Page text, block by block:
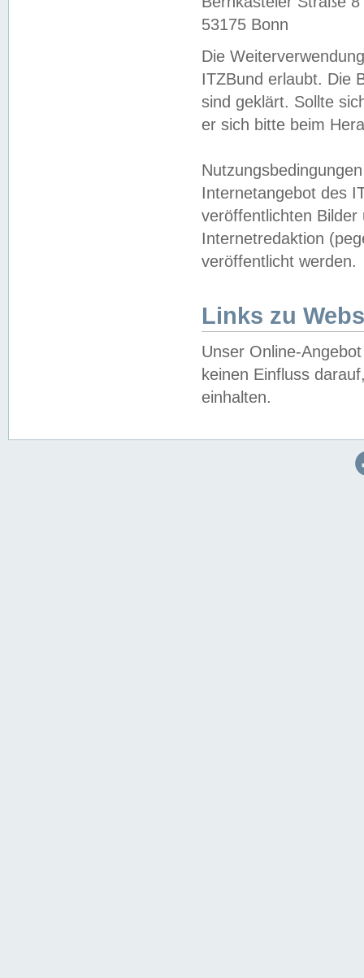
53175 Bonn
Die
ITZBund erlaubt. Die
sind geklärt. Sollte
er sich bitte beim
Internetangebot des
veröffentlichten
Internetredaktion
veröffentlicht werden.
Links zu
Unser Online-
keinen Einfluss
einhalten.